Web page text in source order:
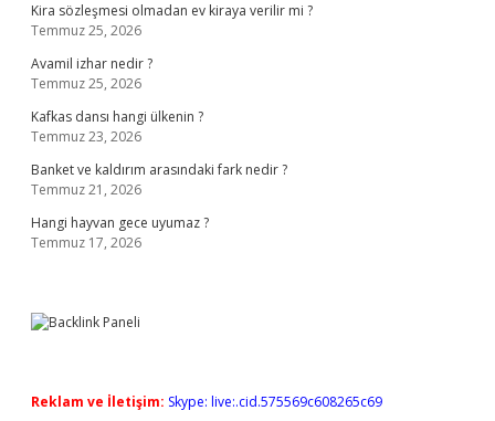
Kira sözleşmesi olmadan ev kiraya verilir mi ?
Temmuz 25, 2026
Avamil izhar nedir ?
Temmuz 25, 2026
Kafkas dansı hangi ülkenin ?
Temmuz 23, 2026
Banket ve kaldırım arasındaki fark nedir ?
Temmuz 21, 2026
Hangi hayvan gece uyumaz ?
Temmuz 17, 2026
Reklam ve İletişim: Skype: live:.cid.575569c608265c69